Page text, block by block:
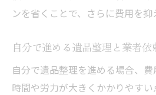
ンを省くことで、さらに費用を抑
自分で進める遺品整理と業者依
自分で遺品整理を進める場合、費
時間や労力が大きくかかりやす